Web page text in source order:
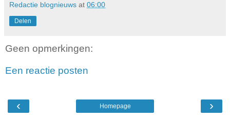
Redactie blognieuws at 06:00
Delen
Geen opmerkingen:
Een reactie posten
‹ ›
Homepage